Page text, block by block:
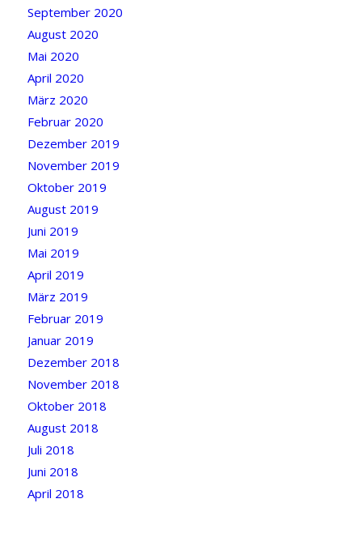
September 2020
August 2020
Mai 2020
April 2020
März 2020
Februar 2020
Dezember 2019
November 2019
Oktober 2019
August 2019
Juni 2019
Mai 2019
April 2019
März 2019
Februar 2019
Januar 2019
Dezember 2018
November 2018
Oktober 2018
August 2018
Juli 2018
Juni 2018
April 2018